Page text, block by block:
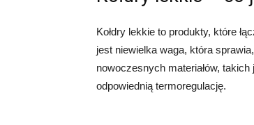
Kołdry lekkie to produkty, które
jest niewielka waga, która
nowoczesnych materiałów,
odpowiednią termoregulację.